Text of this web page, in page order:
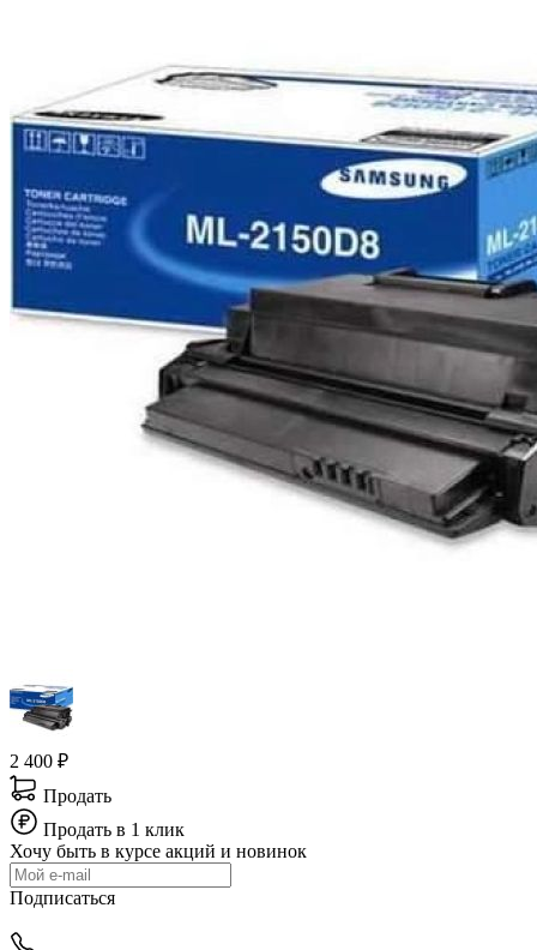
2 400 ₽
Продать
Продать в 1 клик
Хочу быть в курсе акций и новинок
Подписаться